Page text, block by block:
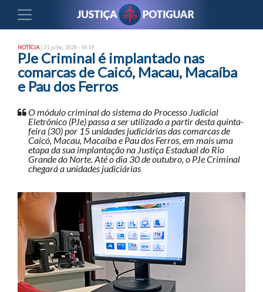
NOTÍCIA | 31 julho, 2020 - 14:19
PJe Criminal é implantado nas
comarcas de Caicó, Macau, Macaíba
e Pau dos Ferros
O módulo criminal do sistema do Processo Judicial
Eletrônico (PJe) passa a ser utilizado a partir desta quinta-
feira (30) por 15 unidades judiciárias das comarcas de
Caicó, Macau, Macaíba e Pau dos Ferros, em mais uma
etapa da sua implantação na Justiça Estadual do Rio
Grande do Norte. Até o dia 30 de outubro, o PJe Criminal
chegará a unidades judiciárias